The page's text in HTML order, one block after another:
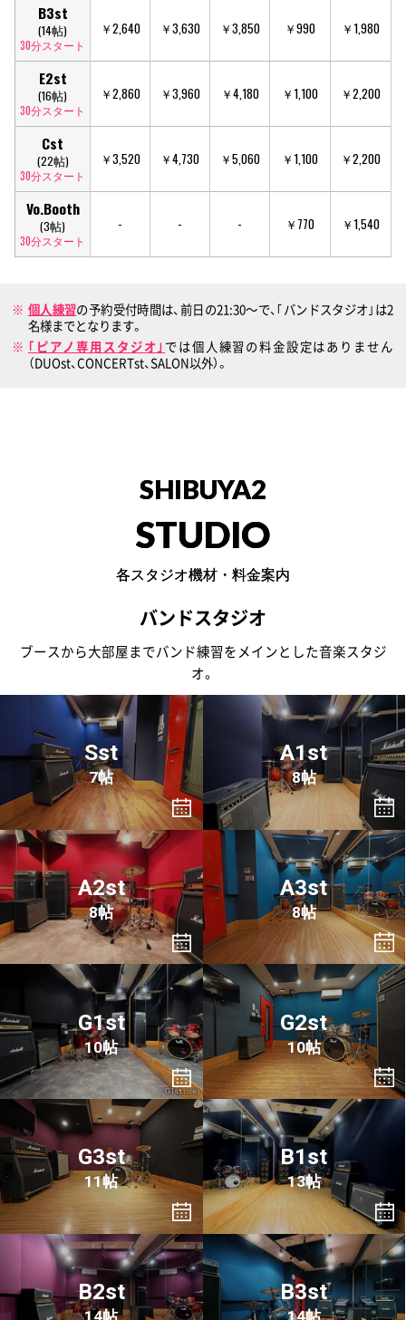
B3st
(14帖)
30分スタート
￥2,640 ￥3,630 ￥3,850 ￥990 ￥1,980
E2st
(16帖)
30分スタート
￥2,860 ￥3,960 ￥4,180 ￥1,100 ￥2,200
Cst
(22帖)
30分スタート
￥3,520 ￥4,730 ￥5,060 ￥1,100 ￥2,200
Vo.Booth
(3帖)
30分スタート
- - - ￥770 ￥1,540
個人練習の予約受付時間は、前日の21:30〜で、｢バンドスタジオ｣は2
名様までとなります。
｢ピアノ専用スタジオ｣ では個人練習の料金設定はありません
（DUOst、CONCERTst、SALON以外）。
SHIBUYA2
STUDIO
各スタジオ機材・料金案内
バンドスタジオ
ブースから大部屋までバンド練習をメインとした音楽スタジ
オ。
Sst
7帖
A1st
8帖
A2st
8帖
A3st
8帖
G1st
10帖
G2st
10帖
G3st
11帖
B1st
13帖
B2st B3st